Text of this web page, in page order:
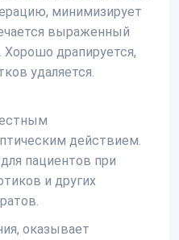
минимизирует
выраженный
драпируется,
удаляется.
действием.
пациентов при
и других
оказывает